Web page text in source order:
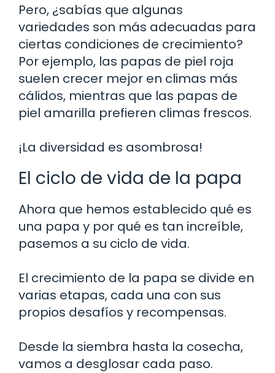
Pero, ¿sabías que algunas
variedades son más adecuadas para
ciertas condiciones de crecimiento?
Por ejemplo, las papas de piel roja
suelen crecer mejor en climas más
cálidos, mientras que las papas de
piel amarilla prefieren climas frescos.
¡La diversidad es asombrosa!
El ciclo de vida de la papa
Ahora que hemos establecido qué es
una papa y por qué es tan increíble,
pasemos a su ciclo de vida.
El crecimiento de la papa se divide en
varias etapas, cada una con sus
propios desafíos y recompensas.
Desde la siembra hasta la cosecha,
vamos a desglosar cada paso.